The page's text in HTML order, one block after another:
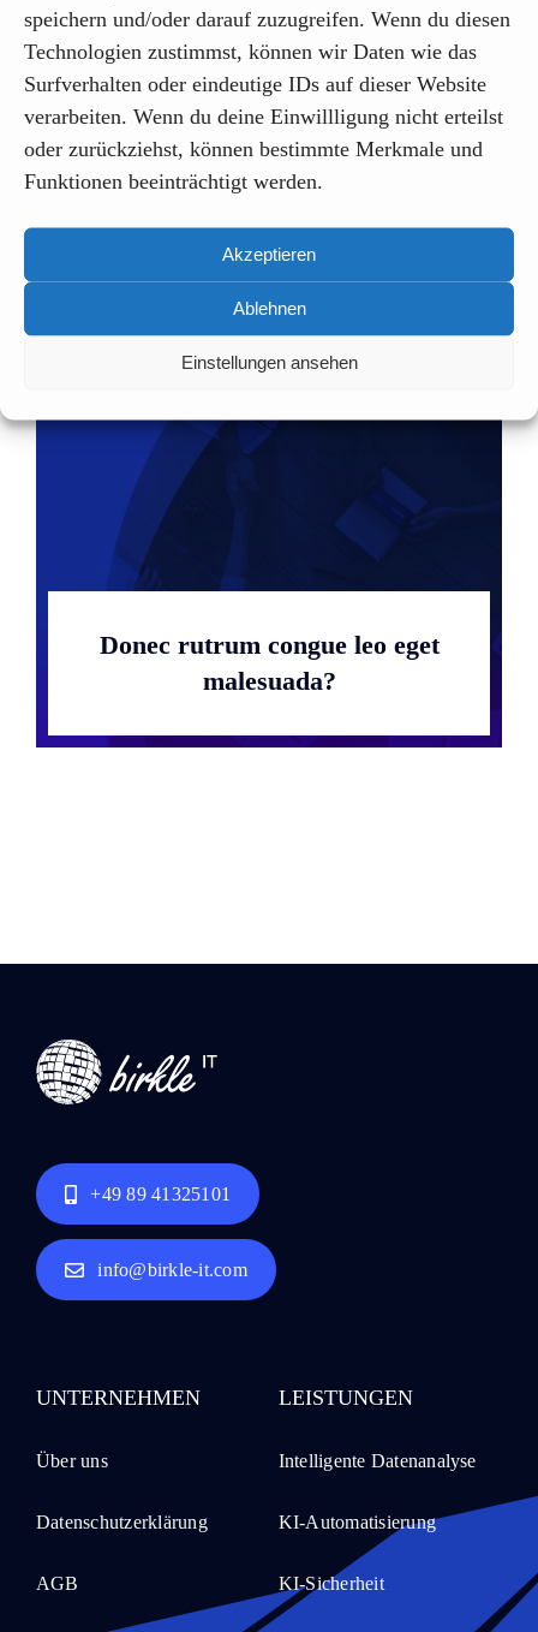
speichern und/oder darauf zuzugreifen. Wenn du diesen
Technologien zustimmst, können wir Daten wie das
Surfverhalten oder eindeutige IDs auf dieser Website
verarbeiten. Wenn du deine Einwillligung nicht erteilst
oder zurückziehst, können bestimmte Merkmale und
Funktionen beeinträchtigt werden.
Akzeptieren
Ablehnen
Einstellungen ansehen
Nulla quis lorem ut libero
malesuada feugiat?
Donec rutrum congue leo eget
malesuada?
+49 89 41325101
info@birkle-it.com
UNTERNEHMEN
Über uns
Datenschutzerklärung
AGB
LEISTUNGEN
Intelligente Datenanalyse
KI-Automatisierung
KI-Sicherheit